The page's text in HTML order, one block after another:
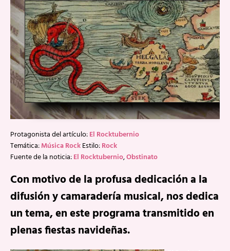
Protagonista del artículo:El Rocktubernio
Temática:Música RockEstilo:Rock
Fuente de la noticia:El Rocktubernio,Obstinato
Con motivo de la profusa dedicación a la
difusión y camaradería musical, nos dedica
un tema, en este programa transmitido en
plenas fiestas navideñas.